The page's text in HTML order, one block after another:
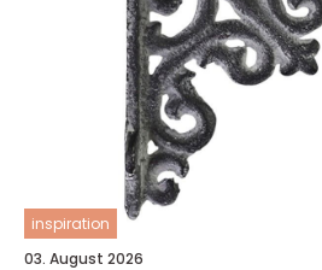
inspiration
03. August 2026